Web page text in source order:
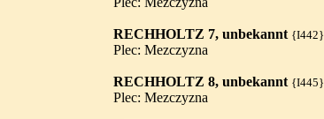
RECHHOLTZ 7, unbekannt {I442}
Plec: Mezczyzna
RECHHOLTZ 8, unbekannt {I445}
Plec: Mezczyzna